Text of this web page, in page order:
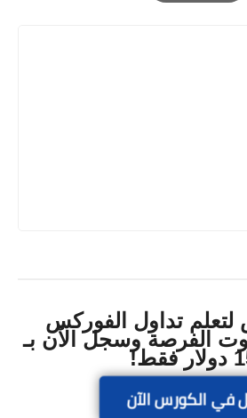
Print
تداول الفوركس
الفرصة وسجل الآن بـ
في الكورس الآن